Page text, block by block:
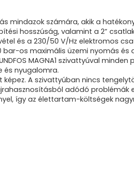
mindazok számára, akik a
hosszúság, valamint a 2”
és a 230/50 V/Hz elektromos
os maximális üzemi nyomás és
MAGNA1 szivattyúval
és nyugalomra.
A szivattyúban nincs
adódó problémák
így az élettartam-költségek